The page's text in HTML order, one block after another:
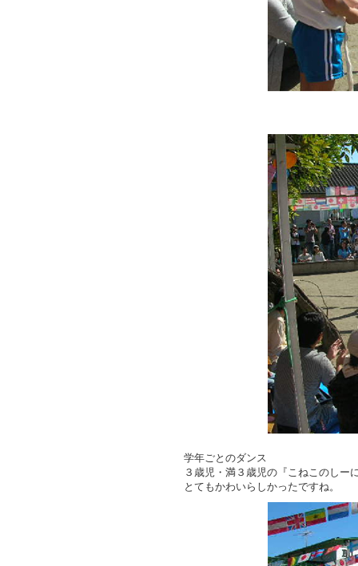
学年ごとのダンス
３歳児・満３歳児の『こねこのしー
とてもかわいらしかったですね。